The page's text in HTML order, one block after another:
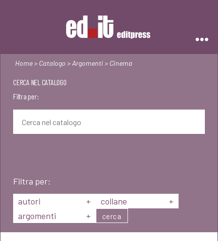
Home> Catalogo > Argomenti> Cinema
CERCA NEL CATALOGO
Filtra per:
Filtra per:
autori
+ collane
+
argomenti
+ cerca